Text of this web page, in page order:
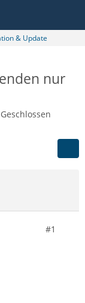
& Update
nur
Geschlossen
#1